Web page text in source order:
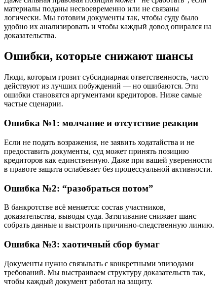
материалы поданы несвоевременно или не связаны
логически. Мы готовим документы так, чтобы суду было
удобно их анализировать и чтобы каждый довод опирался на
доказательства.
Ошибки, которые снижают шансы
Люди, которым грозит субсидиарная ответственность, часто
действуют из лучших побуждений — но ошибаются. Эти
ошибки становятся аргументами кредиторов. Ниже самые
частые сценарии.
Ошибка №1: молчание и отсутствие реакции
Если не подать возражения, не заявить ходатайства и не
предоставить документы, суд может принять позицию
кредиторов как единственную. Даже при вашей уверенности
в правоте защита ослабевает без процессуальной активности.
Ошибка №2: “разобраться потом”
В банкротстве всё меняется: состав участников,
доказательства, выводы суда. Затягивание снижает шанс
собрать данные и выстроить причинно-следственную линию.
Ошибка №3: хаотичный сбор бумаг
Документы нужно связывать с конкретными эпизодами
требований. Мы выстраиваем структуру доказательств так,
чтобы каждый документ работал на защиту.